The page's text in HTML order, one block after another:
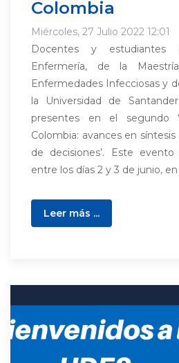
Colombia
Miércoles, 27 Julio 2022 12:01
Docentes y estudiantes
Enfermería, de la
Enfermedades Infecciosas y
la Universidad de
presentes en el segundo
Colombia: avances en
de decisiones’. Este
entre los días 2 y 3 de junio, en
Leer más ...